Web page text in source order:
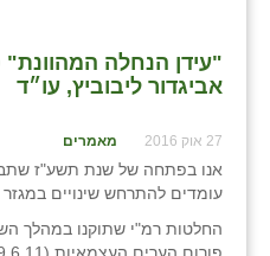
"עידן הנחלה
אביגדור ליבוביץ, עו״ד
27 אוק 2016 מאמרים
אנו בפתחה של שנת תשע"ז
עומדים להתרחש שינויים
החלטות רמ"י שתוקנו במהלך
גני יהודה
גנות
ורד יריחו
דקל